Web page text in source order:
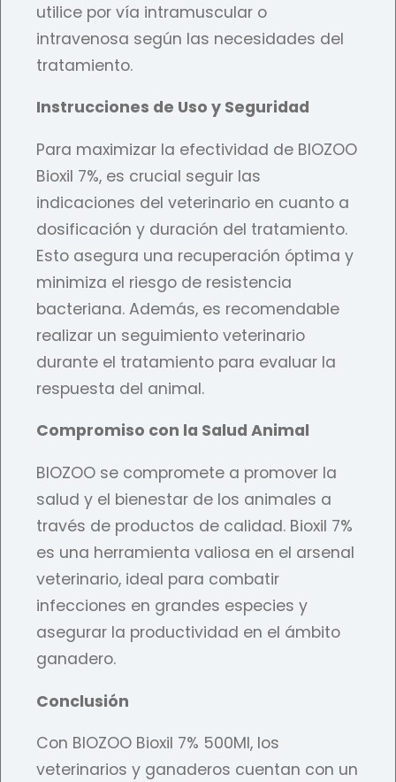
utilice por vía intramuscular o
intravenosa según las necesidades del
tratamiento.
Instrucciones de Uso y Seguridad
Para maximizar la efectividad de BIOZOO
Bioxil 7%, es crucial seguir las
indicaciones del veterinario en cuanto a
dosificación y duración del tratamiento.
Esto asegura una recuperación óptima y
minimiza el riesgo de resistencia
bacteriana. Además, es recomendable
realizar un seguimiento veterinario
durante el tratamiento para evaluar la
respuesta del animal.
Compromiso con la Salud Animal
BIOZOO se compromete a promover la
salud y el bienestar de los animales a
través de productos de calidad. Bioxil 7%
es una herramienta valiosa en el arsenal
veterinario, ideal para combatir
infecciones en grandes especies y
asegurar la productividad en el ámbito
ganadero.
Conclusión
Con BIOZOO Bioxil 7% 500Ml, los
veterinarios y ganaderos cuentan con un